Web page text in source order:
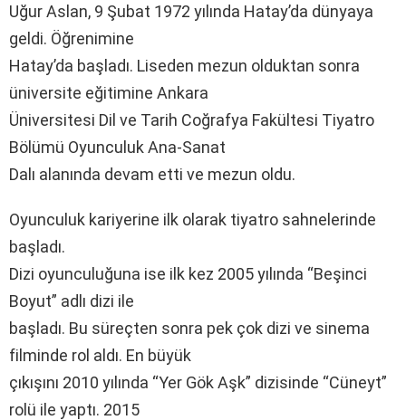
Uğur Aslan, 9 Şubat 1972 yılında Hatay’da dünyaya
geldi. Öğrenimine
Hatay’da başladı. Liseden mezun olduktan sonra
üniversite eğitimine Ankara
Üniversitesi Dil ve Tarih Coğrafya Fakültesi Tiyatro
Bölümü Oyunculuk Ana-Sanat
Dalı alanında devam etti ve mezun oldu.
Oyunculuk kariyerine ilk olarak tiyatro sahnelerinde
başladı.
Dizi oyunculuğuna ise ilk kez 2005 yılında “Beşinci
Boyut” adlı dizi ile
başladı. Bu süreçten sonra pek çok dizi ve sinema
filminde rol aldı. En büyük
çıkışını 2010 yılında “Yer Gök Aşk” dizisinde “Cüneyt”
rolü ile yaptı. 2015